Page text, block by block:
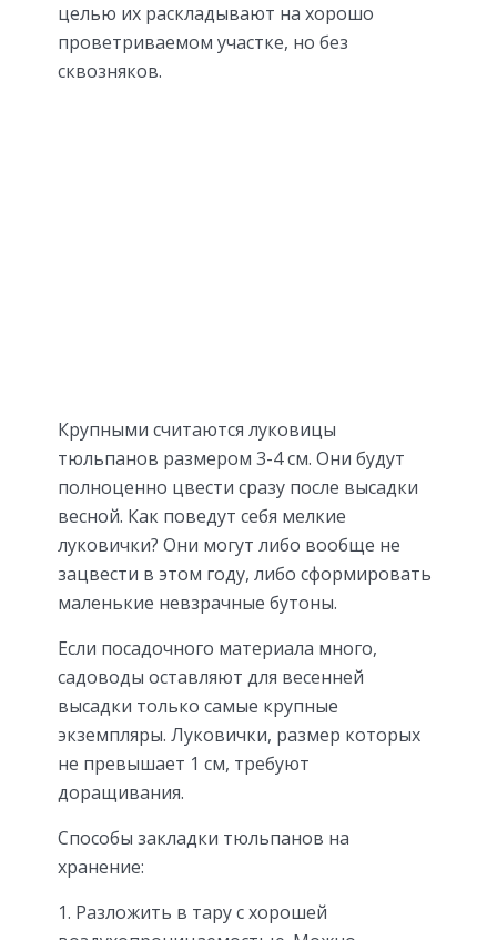
целью их раскладывают на хорошо
проветриваемом участке, но без
сквозняков.
Крупными считаются луковицы
тюльпанов размером 3-4 см. Они будут
полноценно цвести сразу после высадки
весной. Как поведут себя мелкие
луковички? Они могут либо вообще не
зацвести в этом году, либо сформировать
маленькие невзрачные бутоны.
Если посадочного материала много,
садоводы оставляют для весенней
высадки только самые крупные
экземпляры. Луковички, размер которых
не превышает 1 см, требуют
доращивания.
Способы закладки тюльпанов на
хранение:
1. Разложить в тару с хорошей